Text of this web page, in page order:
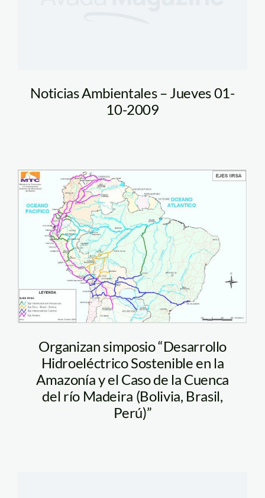
Noticias Ambientales – Jueves 01-
10-2009
iirsa_clip_image002
Organizan simposio “Desarrollo
Hidroeléctrico Sostenible en la
Amazonía y el Caso de la Cuenca
del río Madeira (Bolivia, Brasil,
Perú)”